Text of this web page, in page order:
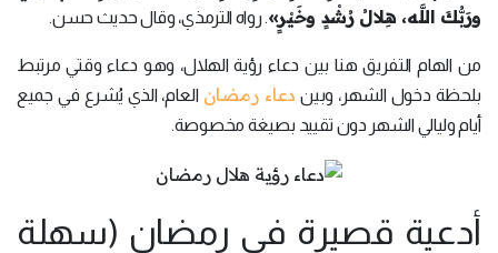
ورَبُّكَ اللَّه، هِلالُ رُشْدٍ وخَيْرٍ». رواه الترمذي، وقال حديث حسن.
من الهام التفريق هنا بين دعاء رؤية الهلال، وهو دعاء وقتي مرتبط
بلحظة دخول الشهر، وبين دعاء رمضان العام، الذي يُشرع في جميع
أيام وليالي الشهر دون تقييد بصيغة مخصوصة.
أدعية قصيرة في رمضان (سهلة